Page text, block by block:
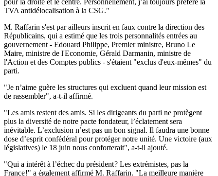
TVA antidélocalisation à la CSG."
M. Raffarin s'est par ailleurs inscrit en faux contre la direction des
Républicains, qui a estimé que les trois personnalités entrées au
gouvernement - Edouard Philippe, Premier ministre, Bruno Le
Maire, ministre de l'Economie, Gérald Darmanin, ministre de
l'Action et des Comptes publics - s'étaient "exclus d'eux-mêmes" du
parti.
"Je n’aime guère les structures qui excluent quand leur mission est
de rassembler", a-t-il affirmé.
"Les amis restent des amis. Si les dirigeants du parti ne protègent
plus la diversité de notre pacte fondateur, l’éclatement sera
inévitable. L’exclusion n’est pas un bon signal. Il faudra une bonne
dose d’esprit confédéral pour protéger notre unité. Une victoire (aux
législatives) le 18 juin nous conforterait", a-t-il ajouté.
"Qui a intérêt à l’échec du président ? Les extrémistes, pas la
France !" a également affirmé M. Raffarin. "La meilleure manière